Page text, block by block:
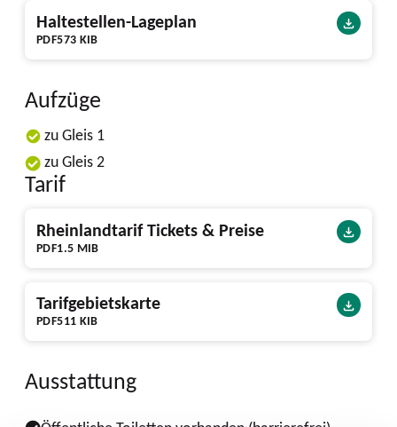
PDF573 KIB
Haltestellen-Lageplan
Aufzüge
zu Gleis 1
zu Gleis 2
Tarif
PDF1.5 MIB
Rheinlandtarif Tickets & Preise
PDF511 KIB
Tarifgebietskarte
Ausstattung